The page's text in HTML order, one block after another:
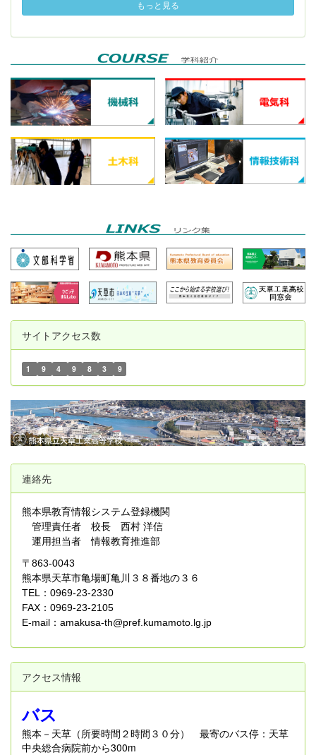
もっと見る
サイトアクセス数
1 9 4 9 8 3 9
連絡先
熊本県教育情報システム登録機関
管理責任者 校長 西村 洋信
運用担当者 情報教育推進部
〒863-0043
熊本県天草市亀場町亀川３８番地の３６
TEL：0969-23-2330
FAX：0969-23-2105
E-mail：amakusa-th@pref.kumamoto.lg.jp
アクセス情報
バス
熊本－天草（所要時間２時間３０分） 最寄のバス停：天草
中央総合病院前から300m